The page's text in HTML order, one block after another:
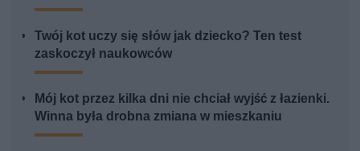
Twój kot uczy się słów jak dziecko? Ten test
zaskoczył naukowców
Mój kot przez kilka dni nie chciał wyjść z łazienki.
Winna była drobna zmiana w mieszkaniu